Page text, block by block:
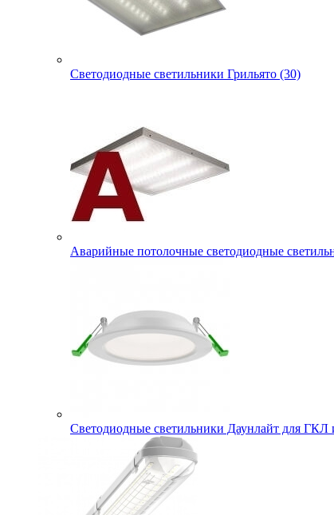
Светодиодные светильники Грильято (30)
Аварийные потолочные светодиодные
Cветодиодные светильники Даунлайт для ГКЛ